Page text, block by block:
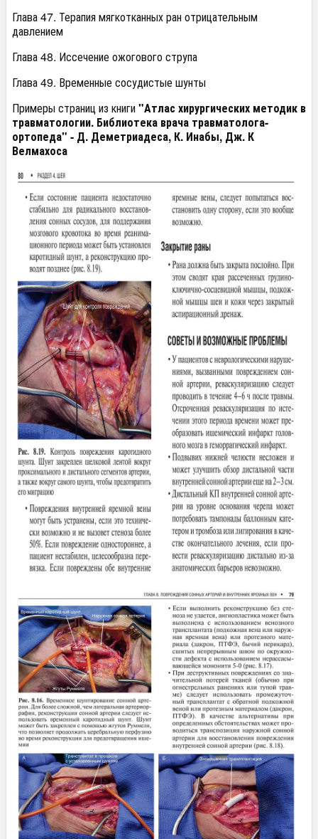
Глава 47. Терапия мягкотканных ран отрицательным
давлением
Глава 48. Иссечение ожогового струпа
Глава 49. Временные сосудистые шунты
Примеры страниц из книги"Атлас хирургических методик в
травматологии. Библиотека врача травматолога-
ортопеда" - Д. Деметриадеса, К. Инабы, Дж. К
Велмахоса